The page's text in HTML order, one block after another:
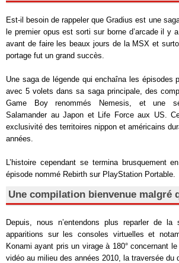
Est-il besoin de rappeler que Gradius est une
le premier opus est sorti sur borne d’arcade il y
avant de faire les beaux jours de la MSX et
portage fut un grand succès.
Une saga de légende qui enchaîna les épisodes
avec 5 volets dans sa saga principale, des
Game Boy renommés Nemesis, et une
Salamander au Japon et Life Force aux US.
exclusivité des territoires nippon et américains
années.
L’histoire cependant se termina brusquement
épisode nommé Rebirth sur PlayStation Portable.
Une compilation bienvenue malgré
Depuis, nous n’entendons plus reparler de la
apparitions sur les consoles virtuelles et
Konami ayant pris un virage à 180° concernant
vidéo au milieu des années 2010, la traversée du